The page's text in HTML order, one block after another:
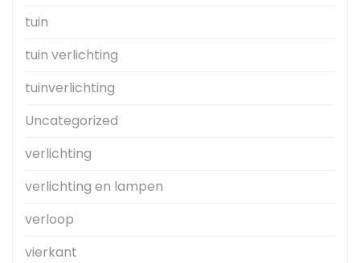
tuin
tuin verlichting
tuinverlichting
Uncategorized
verlichting
verlichting en lampen
verloop
vierkant